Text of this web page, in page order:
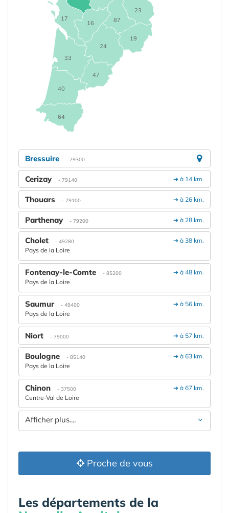
16
17
19
23
24
33
40
47
64
87
Bressuire - 79300
➔ à 14 km.
Cerizay - 79140
➔ à 26 km.
Thouars - 79100
➔ à 28 km.
Parthenay - 79200
➔ à 38 km.
Cholet - 49280
Pays de la Loire
➔ à 48 km.
Fontenay-le-Comte - 85200
Pays de la Loire
➔ à 56 km.
Saumur - 49400
Pays de la Loire
➔ à 57 km.
Niort - 79000
➔ à 63 km.
Boulogne - 85140
Pays de la Loire
➔ à 67 km.
Chinon - 37500
Centre-Val de Loire
Afficher plus....
Proche de vous
Les départements de la